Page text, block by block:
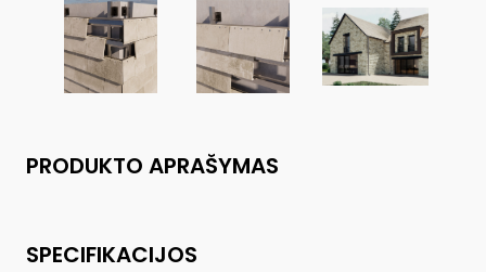
PRODUKTO APRAŠYMAS
SPECIFIKACIJOS